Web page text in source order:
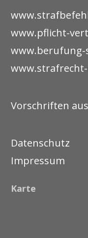
www.pflicht-
Vorschriften
Datenschutz
Impressum
Karte